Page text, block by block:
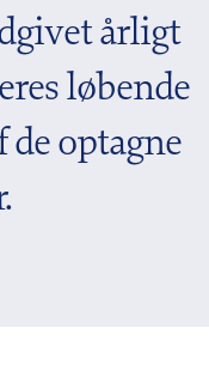
årligt
løbende
optagne